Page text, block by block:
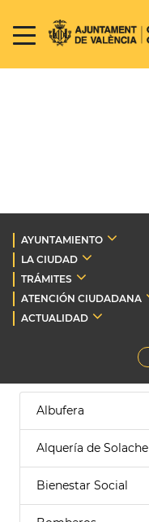
AYUNTAMIENTO
LA CIUDAD
TRÁMITES
ATENCIÓN CIUDADANA
ACTUALIDAD
Albufera
Alquería de Solache
Bienestar Social